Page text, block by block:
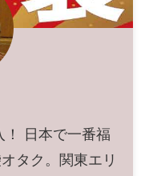
日本で一番福
タク。関東エリ